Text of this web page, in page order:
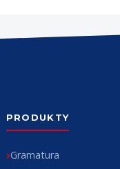
PRODUKTY
Gramatura